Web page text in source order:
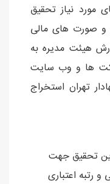
مورد نیاز تحقیق
صورت های مالی
هیئت مدیره به
ها و وب سایت
تهران استخراج
تحقیق جهت
رتبه اعتباری